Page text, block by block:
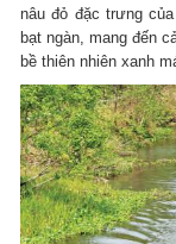
nâu đỏ đặc trưng
bạt ngàn, mang đến
bề thiên nhiên xanh